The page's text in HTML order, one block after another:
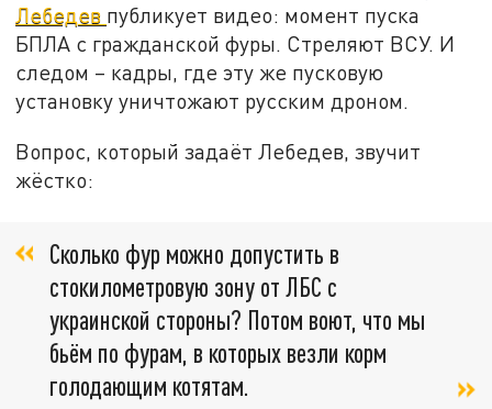
Лебедев публикует видео: момент пуска
БПЛА с гражданской фуры. Стреляют ВСУ. И
следом – кадры, где эту же пусковую
установку уничтожают русским дроном.
Вопрос, который задаёт Лебедев, звучит
жёстко:
Сколько фур можно допустить в
стокилометровую зону от ЛБС с
украинской стороны? Потом воют, что мы
бьём по фурам, в которых везли корм
голодающим котятам.